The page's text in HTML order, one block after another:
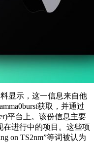
显示，这一信息来自他
获取，并通过
平台上。该份信息主要
在进行中的项目。这些项
on TS2nm”等词被认为